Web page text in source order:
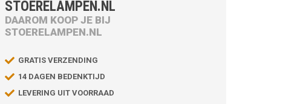
STOERELAMPEN.NL
DAAROM KOOP JE BIJ
STOERELAMPEN.NL
GRATIS VERZENDING
14 DAGEN BEDENKTIJD
LEVERING UIT VOORRAAD